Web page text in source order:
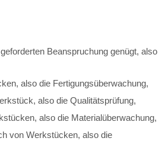
Beanspruchung genügt, also
also die Fertigungsüberwachung,
also die Qualitätsprüfung,
also die Materialüberwachung,
von Werkstücken, also die